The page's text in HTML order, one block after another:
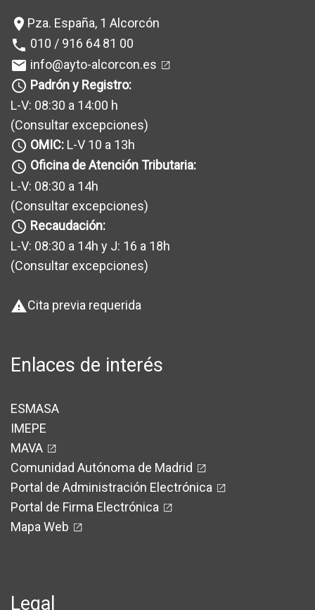
location_on Pza. España, 1 Alcorcón
phone 010 / 916 64 81 00
mail info@ayto-alcorcon.es
query_builder Padrón y Registro:
L-V: 08:30 a 14:00 h
(Consultar excepciones)
query_builder OMIC: L-V 10 a 13h
query_builder Oficina de Atención Tributaria:
L-V: 08:30 a 14h
(Consultar excepciones)
query_builder Recaudación:
L-V: 08:30 a 14h y J: 16 a 18h
(Consultar excepciones)
warningCita previa requerida
Enlaces de interés
ESMASA
IMEPE
MAVA
Comunidad Autónoma de Madrid
Portal de Administración Electrónica
Portal de Firma Electrónica
Mapa Web
Legal